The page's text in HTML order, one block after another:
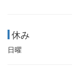
休み
日曜